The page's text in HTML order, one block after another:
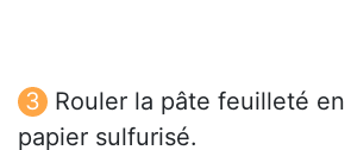
Rouler la pâte feuilleté en
papier sulfurisé.